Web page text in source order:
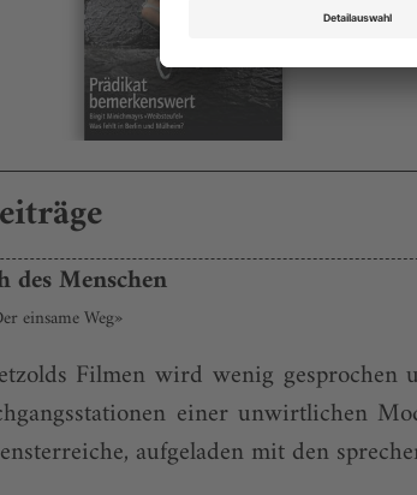
Vergriffen
des Menschen
einsame Weg»
Filmen wird wenig gesprochen
einer unwirt­lichen
aufgeladen mit den